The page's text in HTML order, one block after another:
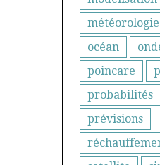
météorologie
océan
poincare
probabilités
prévisions